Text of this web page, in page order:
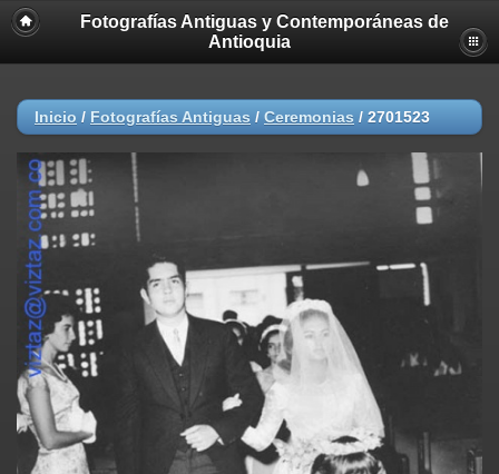
Fotografías Antiguas y Contemporáneas de
Antioquia
Inicio / Fotografías Antiguas / Ceremonias / 2701523